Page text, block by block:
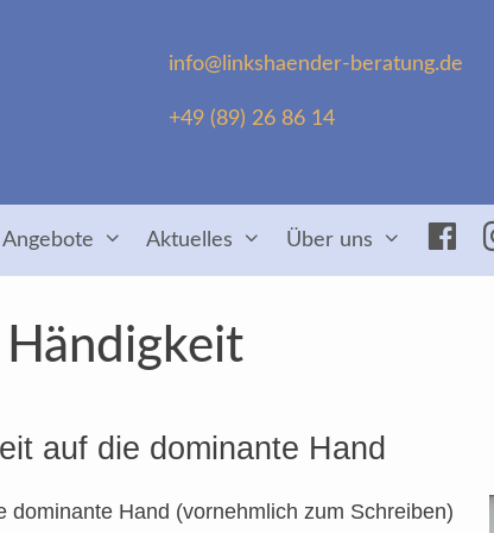
info@linkshaender-beratung.de
+49 (89) 26 86 14
Aktuelles Über uns
Händigkeit
auf die dominante Hand
Hand (vornehmlich zum Schreiben)